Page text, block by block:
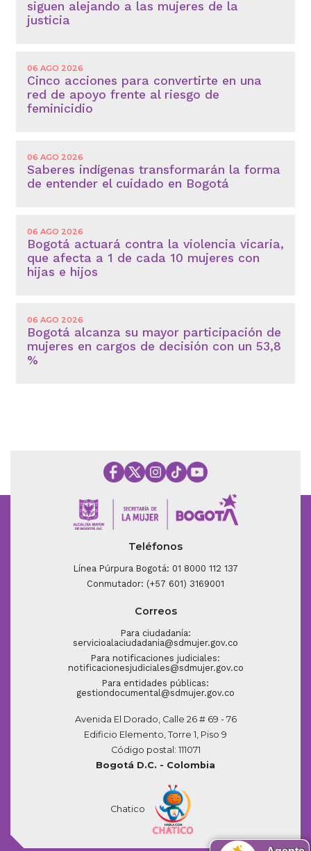
siguen alejando a las mujeres de la
justicia
06 AGO 2026
Cinco acciones para convertirte en una
red de apoyo frente al riesgo de
feminicidio
06 AGO 2026
Saberes indígenas transformarán la forma
de entender el cuidado en Bogotá
06 AGO 2026
Bogotá actuará contra la violencia vicaria,
que afecta a 1 de cada 10 mujeres con
hijas e hijos
06 AGO 2026
Bogotá alcanza su mayor participación de
mujeres en cargos de decisión con un 53,8
%
Teléfonos
Línea Púrpura Bogotá: 01 8000 112 137
Conmutador: (+57 601) 3169001
Correos
Para ciudadanía:
servicioalaciudadania@sdmujer.gov.co
Para notificaciones judiciales:
notificacionesjudiciales@sdmujer.gov.co
Para entidades públicas:
gestiondocumental@sdmujer.gov.co
Avenida El Dorado, Calle 26 # 69 - 76
Edificio Elemento, Torre 1, Piso 9
Código postal: 111071
Bogotá D.C. - Colombia
Chatico